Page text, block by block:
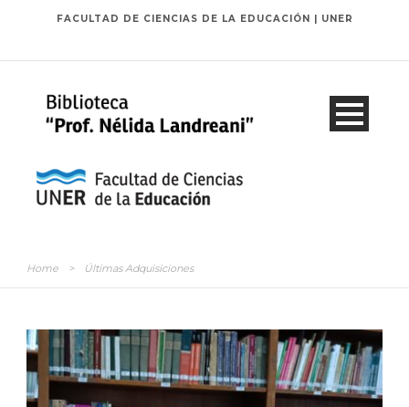
FACULTAD DE CIENCIAS DE LA EDUCACIÓN | UNER
Home > Últimas Adquisiciones